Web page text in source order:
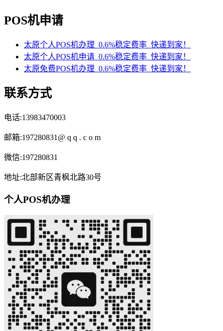
POS机申请
太原个人POS机办理_0.6%稳定费率_快递到家！
太原个人POS机申请_0.6%稳定费率_快递到家！
太原免费POS机办理_0.6%稳定费率_快递到家！
联系方式
电话:13983470003
邮箱:197280831@ q q . c o m
微信:197280831
地址:北部新区青枫北路30号
个人POS机办理